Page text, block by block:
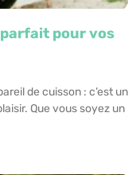
pour vos
de cuisson : c’est un
Que vous soyez un